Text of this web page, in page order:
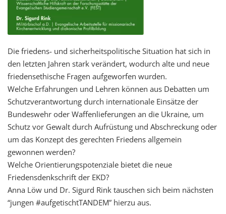
Die friedens- und sicherheitspolitische Situation hat sich in
den letzten Jahren stark verändert, wodurch alte und neue
friedensethische Fragen aufgeworfen wurden.
Welche Erfahrungen und Lehren können aus Debatten um
Schutzverantwortung durch internationale Einsätze der
Bundeswehr oder Waffenlieferungen an die Ukraine, um
Schutz vor Gewalt durch Aufrüstung und Abschreckung oder
um das Konzept des gerechten Friedens allgemein
gewonnen werden?
Welche Orientierungspotenziale bietet die neue
Friedensdenkschrift der EKD?
Anna Löw und Dr. Sigurd Rink tauschen sich beim nächsten
“jungen #aufgetischtTANDEM” hierzu aus.